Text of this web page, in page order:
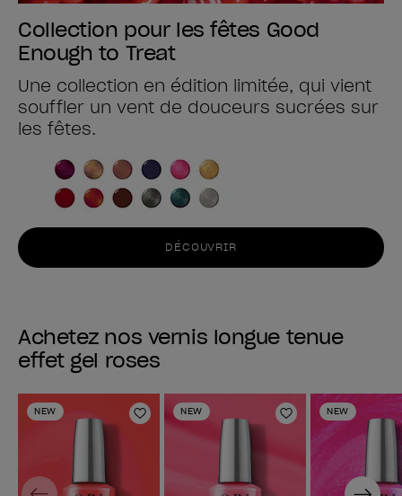
Collection pour les fêtes Good
Enough to Treat
Une collection en édition limitée, qui vient
souffler un vent de douceurs sucrées sur
les fêtes.
DÉCOUVRIR
Achetez nos vernis longue tenue
effet gel roses
NEW
Ajouter aux favoris
NEW
Ajouter aux
NEW
Previous Next